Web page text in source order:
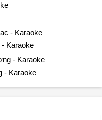
- Karaoke
- Karaoke